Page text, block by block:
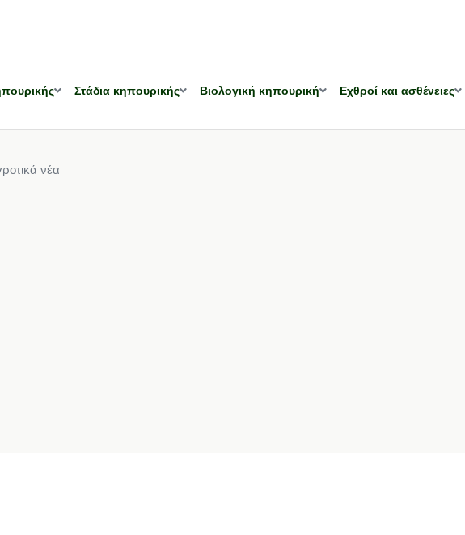
Στάδια κηπουρικής Βιολογική κηπουρική Εχθροί και ασθένειες
νέα